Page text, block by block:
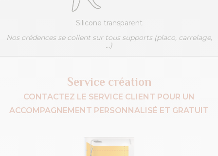
Silicone transparent
Nos crédences se collent sur tous supports (placo, carrelage,
...)
Service création
CONTACTEZ LE SERVICE CLIENT POUR UN
ACCOMPAGNEMENT PERSONNALISÉ ET GRATUIT